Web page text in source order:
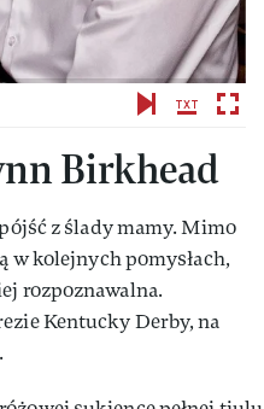
Birkhead
z ślady mamy. Mimo
w kolejnych pomysłach,
rozpoznawalna.
Kentucky Derby, na